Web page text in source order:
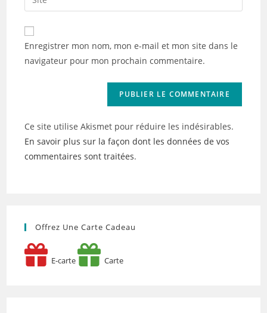
comment
address
comment
l’URL
de
votre
(facultatif)
Enregistrer mon nom, mon e-mail et mon site dans le
navigateur pour mon prochain commentaire.
Ce site utilise Akismet pour réduire les indésirables.
En savoir plus sur la façon dont les données de vos
commentaires sont traitées.
Offrez Une Carte Cadeau
E-carte Carte